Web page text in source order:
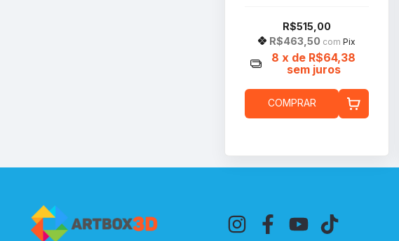
R$515,00
R$463,50 com Pix
8 x de R$64,38
sem juros
COMPRAR